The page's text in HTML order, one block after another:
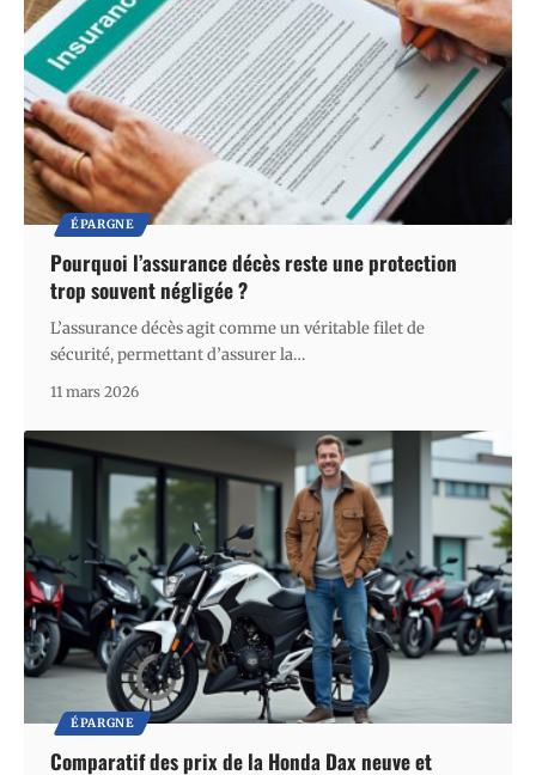
ÉPARGNE
Pourquoi l’assurance décès reste une protection
trop souvent négligée ?
L’assurance décès agit comme un véritable filet de
sécurité, permettant d’assurer la…
11 mars 2026
ÉPARGNE
Comparatif des prix de la Honda Dax neuve et